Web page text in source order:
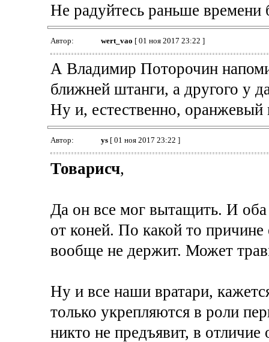
Не радуйтесь раньше времени
Автор: wert_vao [ 01 ноя 2017 23:22 ]
А Владимир Поторочин
ближней штанги, а другого у
Ну и, естественно, оранжевый
Автор: ys[ 01 ноя 2017 23:22 ]
Товарисч,
Да он все мог вытащить. И
от коней. По какой то причине
вообще не держит. Может
Ну и все наши вратари,
только укрепляются в роли
никто не предъявит, в